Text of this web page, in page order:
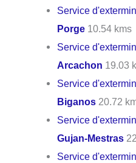
Service
Porge 10.54 kms
Service
Arcachon 19.03
Service
Biganos 20.72
Service
Gujan-Mestras
Service